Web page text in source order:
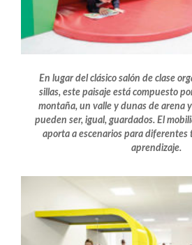
En lugar del clásico salón de clase
sillas, este paisaje está compuesto
montaña, un valle y dunas de arena
pueden ser, igual, guardados. El
aporta a escenarios para diferentes
aprendizaje.